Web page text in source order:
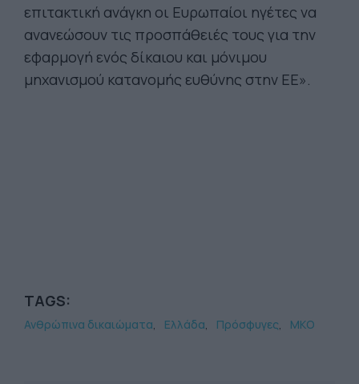
επιτακτική ανάγκη οι Ευρωπαίοι ηγέτες να
ανανεώσουν τις προσπάθειές τους για την
εφαρμογή ενός δίκαιου και μόνιμου
μηχανισμού κατανομής ευθύνης στην ΕΕ».
TAGS:
Ανθρώπινα δικαιώματα Ελλάδα Πρόσφυγες ΜΚΟ